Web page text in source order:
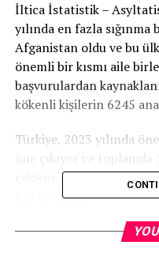
İltica İstatistik –
yılında en fazla
Afganistan oldu ve bu
önemli bir kısmı aile
başvurulardan
kökenli kişilerin 6245
Türkiye, 2023 yılında
çekiyor. Diğer önemli
Fas yer alıyor.
İsviçre Göçmenlik Ofisi